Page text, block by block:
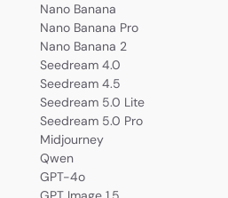
Nano Banana
Nano Banana Pro
Nano Banana 2
Seedream 4.0
Seedream 4.5
Seedream 5.0 Lite
Seedream 5.0 Pro
Midjourney
Qwen
GPT-4o